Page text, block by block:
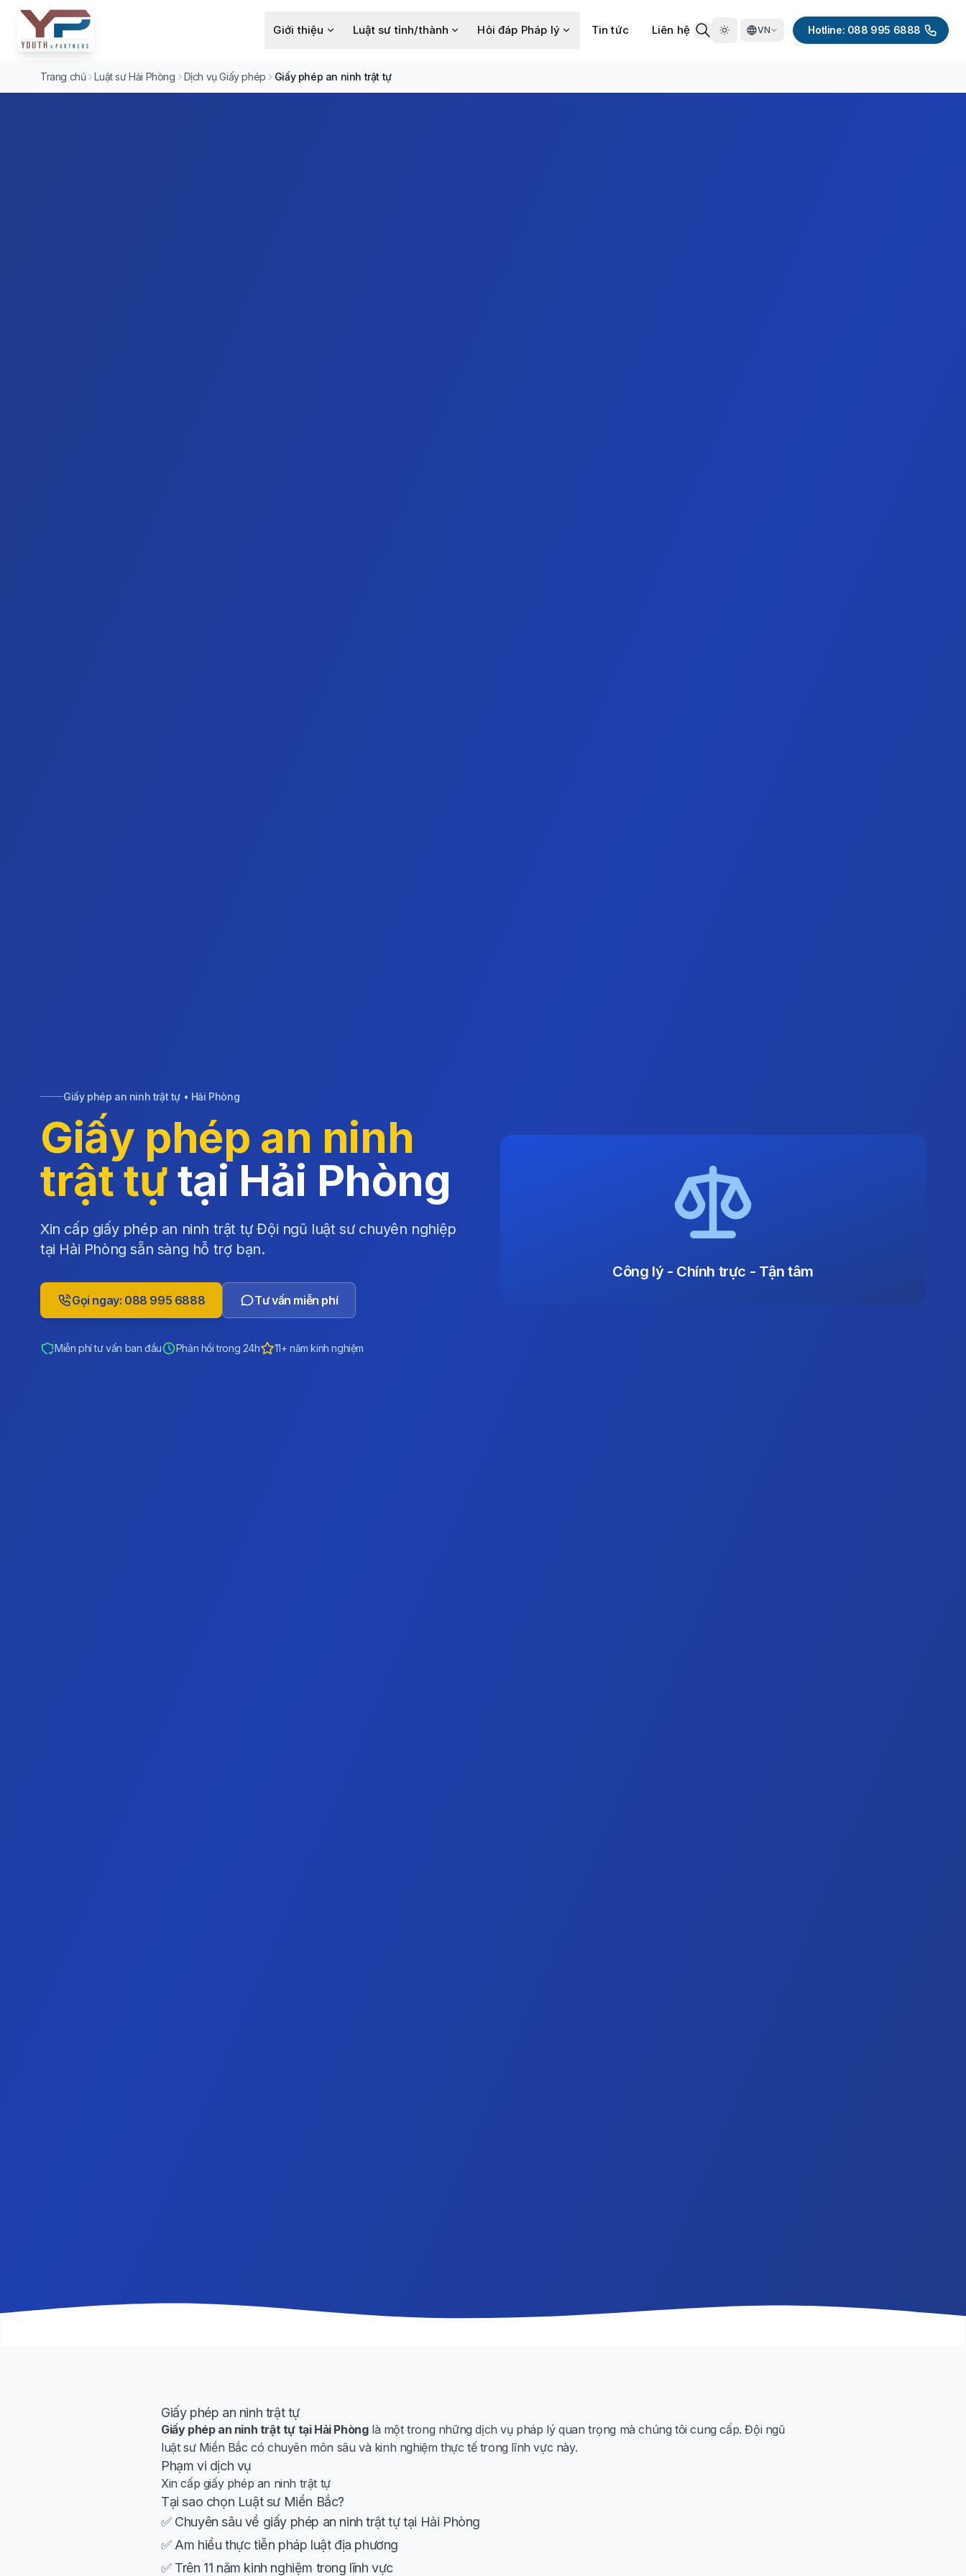
Giới thiệu Luật sư tỉnh/thành Hỏi đáp Pháp lý Tin tức Liên hệ VN Hotline: 088 995 6888
Trang chủ Luật sư Hải Phòng Dịch vụ Giấy phép Giấy phép an ninh trật tự
Giấy phép an ninh trật tự • Hải Phòng
Giấy phép an ninh
trật tựtại Hải Phòng
Xin cấp giấy phép an ninh trật tự Đội ngũ luật sư chuyên nghiệp
tại Hải Phòng sẵn sàng hỗ trợ bạn.
Gọi ngay: 088 995 6888 Tư vấn miễn phí
Miễn phí tư vấn ban đầu Phản hồi trong 24h 11+ năm kinh nghiệm
Công lý - Chính trực - Tận tâm
Giấy phép an ninh trật tự
Giấy phép an ninh trật tự tại Hải Phònglà một trong những dịch vụ pháp lý quan trọng mà chúng tôi cung cấp. Đội ngũ
luật sư Miền Bắc có chuyên môn sâu và kinh nghiệm thực tế trong lĩnh vực này.
Phạm vi dịch vụ
Xin cấp giấy phép an ninh trật tự
Tại sao chọn Luật sư Miền Bắc?
✅ Chuyên sâu về giấy phép an ninh trật tự tại Hải Phòng
✅ Am hiểu thực tiễn pháp luật địa phương
✅ Trên 11 năm kinh nghiệm trong lĩnh vực